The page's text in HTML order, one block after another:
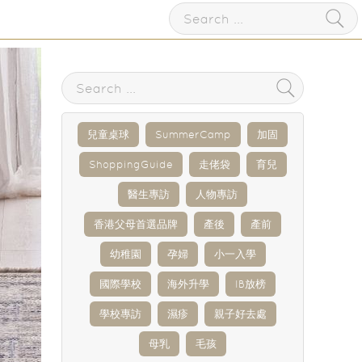
兒童桌球 SummerCamp 加固
ShoppingGuide 走佬袋 育兒
醫生專訪 人物專訪
香港父母首選品牌 產後 產前
幼稚園 孕婦 小一入學
國際學校 海外升學 IB放榜
學校專訪 濕疹 親子好去處
母乳 毛孩